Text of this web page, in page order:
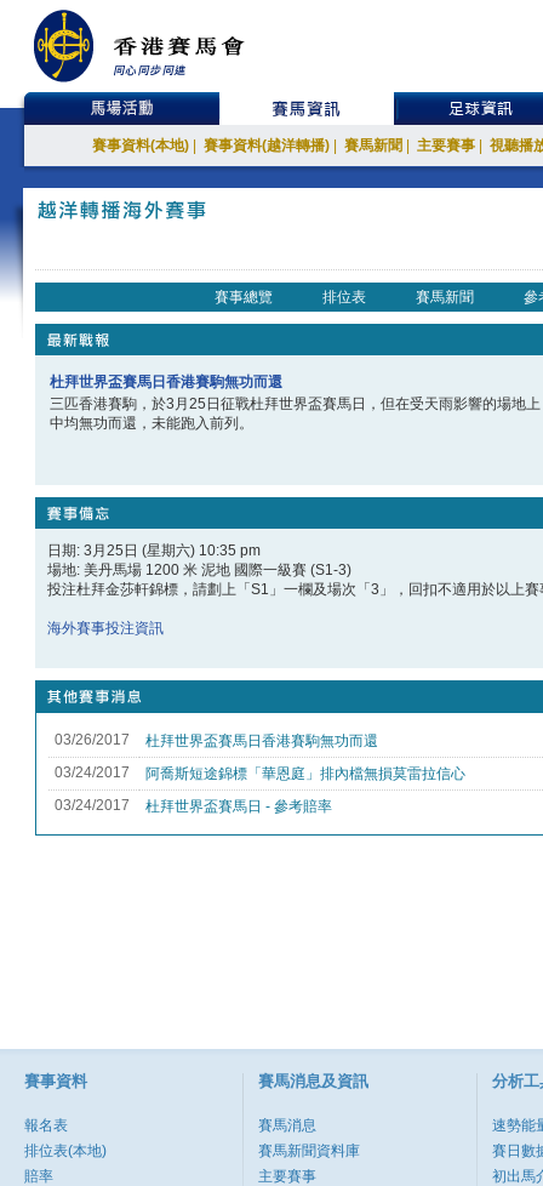
賽事資料(本地) 賽事資料(越洋轉播) 賽馬新聞 主要賽事 視聽播
賽事總覽 排位表 賽馬新聞 參
杜拜世界盃賽馬日香港賽駒無功而還
三匹香港賽駒，於3月25日征戰杜拜世界盃賽馬日，但在受天雨影響的場地
中均無功而還，未能跑入前列。
日期: 3月25日 (星期六) 10:35 pm
場地: 美丹馬場 1200 米 泥地 國際一級賽 (S1-3)
投注杜拜金莎軒錦標，請劃上「S1」一欄及場次「3」，回扣不適用於以上賽
海外賽事投注資訊
賽事資料
報名表
排位表(本地)
賠率
賽馬消息及資訊
賽馬消息
賽馬新聞資料庫
主要賽事
分析工
速勢能
賽日數
初出馬